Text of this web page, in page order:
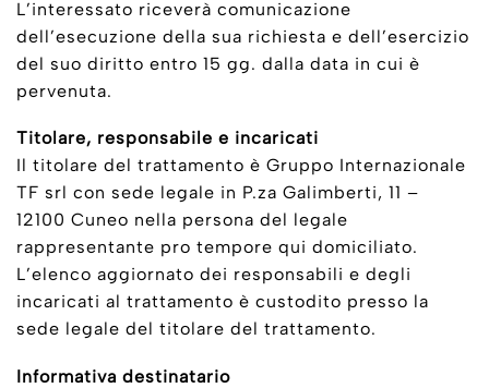
L’interessato riceverà comunicazione
dell’esecuzione della sua richiesta e dell’esercizio
del suo diritto entro 15 gg. dalla data in cui è
pervenuta.
Titolare, responsabile e incaricati
Il titolare del trattamento è Gruppo Internazionale
TF srl con sede legale in P.za Galimberti, 11 –
12100 Cuneo nella persona del legale
rappresentante pro tempore qui domiciliato.
L’elenco aggiornato dei responsabili e degli
incaricati al trattamento è custodito presso la
sede legale del titolare del trattamento.
Informativa destinatario